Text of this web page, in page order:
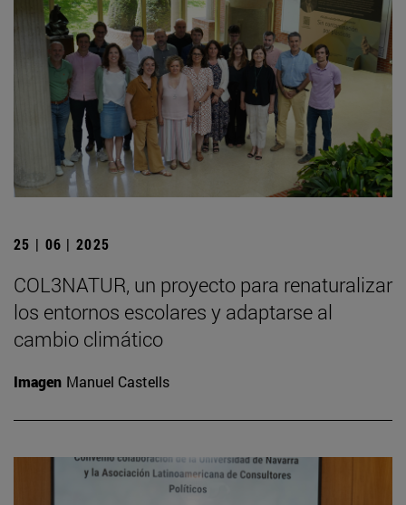
25 | 06 | 2025
COL3NATUR, un proyecto para renaturalizar
los entornos escolares y adaptarse al
cambio climático
Imagen Manuel Castells